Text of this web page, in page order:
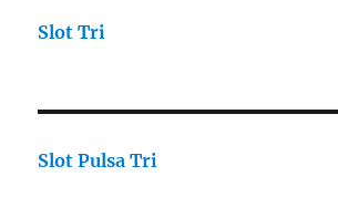
Slot Tri
Slot Pulsa Tri